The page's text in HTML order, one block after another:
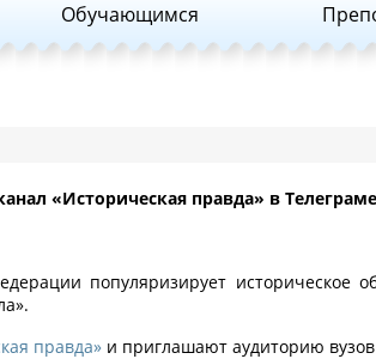
Обучающимся
«Историческая правда» в Телеграме
популяризирует историческое
правда» и приглашают аудиторию